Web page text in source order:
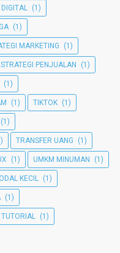
(1)
(1)
MARKETING (1)
STRATEGI PENJUALAN (1)
(1)
(1) TIKTOK (1)
(1)
TRANSFER UANG (1)
(1) UMKM MINUMAN (1)
KECIL (1)
(1)
(1)